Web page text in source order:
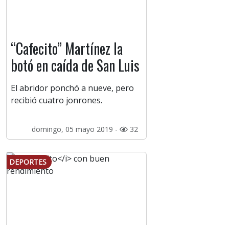
“Cafecito” Martínez la
botó en caída de San Luis
El abridor ponchó a nueve, pero
recibió cuatro jonrones.
domingo, 05 mayo 2019 - 32
DEPORTES